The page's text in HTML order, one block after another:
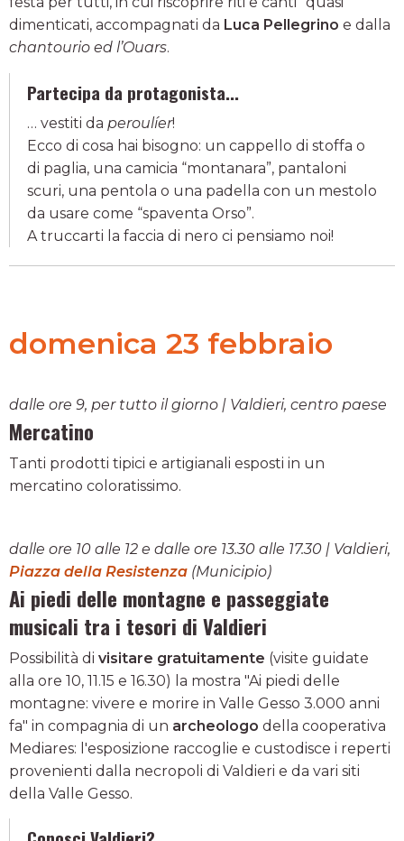
dimenticati, accompagnati da Luca Pellegrino e dalla
chantourio ed l’Ouars.
Partecipa da protagonista...
… vestiti da peroulíer!
Ecco di cosa hai bisogno: un cappello di stoffa o
di paglia, una camicia “montanara”, pantaloni
scuri, una pentola o una padella con un mestolo
da usare come “spaventa Orso”.
A truccarti la faccia di nero ci pensiamo noi!
domenica 23 febbraio
dalle ore 9, per tutto il giorno | Valdieri, centro paese
Mercatino
Tanti prodotti tipici e artigianali esposti in un
mercatino coloratissimo.
dalle ore 10 alle 12 e dalle ore 13.30 alle 17.30 | Valdieri,
Piazza della Resistenza (Municipio)
Ai piedi delle montagne e passeggiate
musicali tra i tesori di Valdieri
Possibilità di visitare gratuitamente (visite guidate
alla ore 10, 11.15 e 16.30) la mostra "Ai piedi delle
montagne: vivere e morire in Valle Gesso 3.000 anni
fa" in compagnia di un archeologo della cooperativa
Mediares: l'esposizione raccoglie e custodisce i reperti
provenienti dalla necropoli di Valdieri e da vari siti
della Valle Gesso.